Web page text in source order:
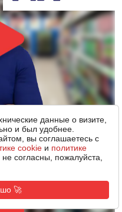
данные о визите,
и был удобнее.
вы соглашаетесь с
cookie и политике
согласны, пожалуйста,
🚀